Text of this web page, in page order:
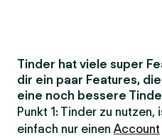
Tinder hat viele super
dir ein paar Features,
eine noch bessere
Punkt 1: Tinder zu
einfach nur einenAccount